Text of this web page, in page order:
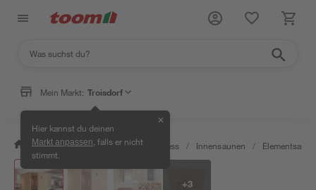
Mein Markt: Troisdorf
Hier kannst du deinen
Markt anpassen , falls er nicht
stimmt.
✕
/ Bad & Sanitär / Sauna & Wellness / Innensaunen /
+3